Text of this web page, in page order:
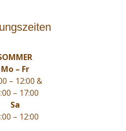
Mo – Fr
– 12:00 &
– 17:00
Sa
– 12:00